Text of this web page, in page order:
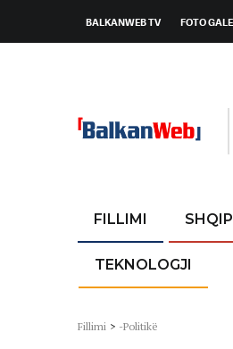
BALKANWEB TV FOTO
FILLIMI
TEKNOLOGJI
Fillimi > -Politikë